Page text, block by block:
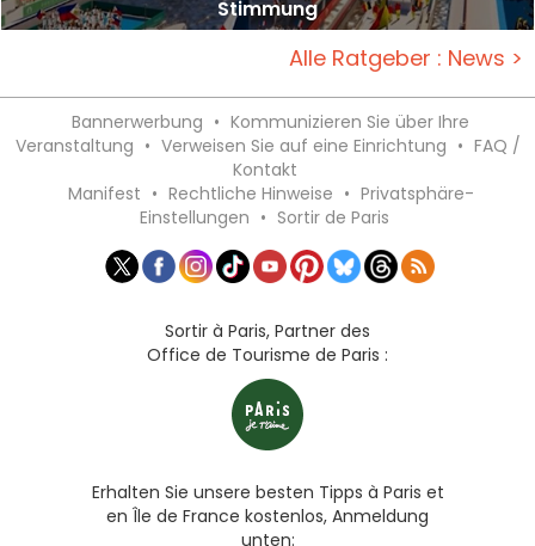
Stimmung
Alle Ratgeber : News >
Bannerwerbung • Kommunizieren Sie über Ihre
Veranstaltung • Verweisen Sie auf eine Einrichtung • FAQ /
Kontakt
Manifest • Rechtliche Hinweise • Privatsphäre-
Einstellungen • Sortir de Paris
Sortir à Paris, Partner des
Office de Tourisme de Paris :
Erhalten Sie unsere besten Tipps à Paris et
en Île de France kostenlos, Anmeldung
unten: